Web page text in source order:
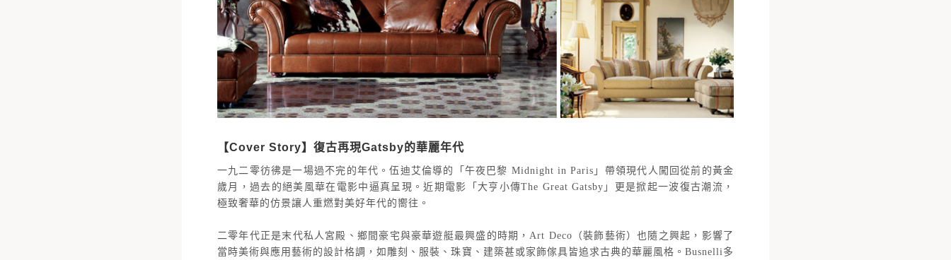
【Cover Story】復古再現Gatsby的華麗年代
一九二零彷彿是一場過不完的年代。伍迪艾倫導的「午夜巴黎 Midnight in Paris」帶領現代人闖回從前的黃金
歲月，過去的絕美風華在電影中逼真呈現。近期電影「大亨小傳The Great Gatsby」更是掀起一波復古潮流，
極致奢華的仿景讓人重燃對美好年代的嚮往。
二零年代正是末代私人宮殿、鄉間豪宅與豪華遊艇最興盛的時期，Art Deco（裝飾藝術）也隨之興起，影響了
當時美術與應用藝術的設計格調，如雕刻、服裝、珠寶、建築甚或家飾傢具皆追求古典的華麗風格。Busnelli多